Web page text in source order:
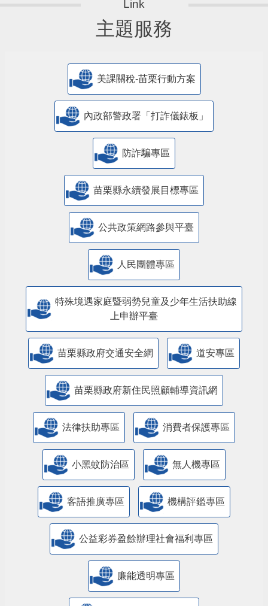
主題服務
美課關稅-苗栗行動方案
內政部警政署「打詐儀錶板」
防詐騙專區
苗栗縣永續發展目標專區
公共政策網路參與平臺
人民團體專區
特殊境遇家庭暨弱勢兒童及少年生活扶助線
上申辦平臺
苗栗縣政府交通安全網 道安專區
苗栗縣政府新住民照顧輔導資訊網
法律扶助專區 消費者保護專區
小黑蚊防治區 無人機專區
客語推廣專區 機構評鑑專區
公益彩券盈餘辦理社會福利專區
廉能透明專區